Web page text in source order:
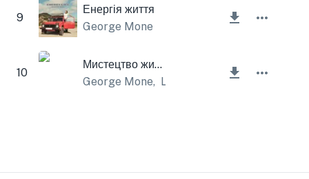
9
Енергія життя
George Mone
10
Мистецтво життя
George Mone, Lesfm